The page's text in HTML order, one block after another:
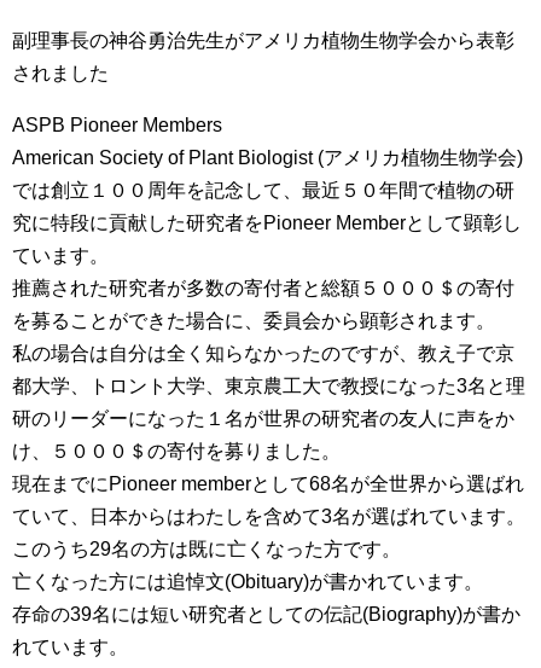
副理事長の神谷勇治先生がアメリカ植物生物学会から表彰
されました
ASPB Pioneer Members
American Society of Plant Biologist (アメリカ植物生物学会)
では創立１００周年を記念して、最近５０年間で植物の研
究に特段に貢献した研究者をPioneer Memberとして顕彰し
ています。
推薦された研究者が多数の寄付者と総額５０００＄の寄付
を募ることができた場合に、委員会から顕彰されます。
私の場合は自分は全く知らなかったのですが、教え子で京
都大学、トロント大学、東京農工大で教授になった3名と理
研のリーダーになった１名が世界の研究者の友人に声をか
け、５０００＄の寄付を募りました。
現在までにPioneer memberとして68名が全世界から選ばれ
ていて、日本からはわたしを含めて3名が選ばれています。
このうち29名の方は既に亡くなった方です。
亡くなった方には追悼文(Obituary)が書かれています。
存命の39名には短い研究者としての伝記(Biography)が書か
れています。